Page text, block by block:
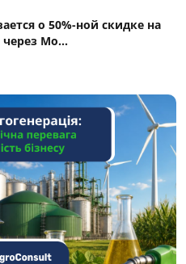
о 50%-ной скидке на
Мо...